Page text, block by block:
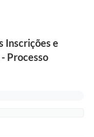
Inscrições e
Processo